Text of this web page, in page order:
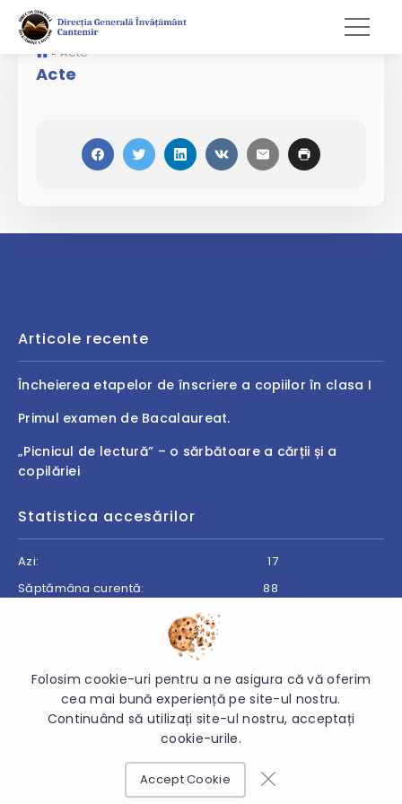
» Acte
Acte
Articole recente
Încheierea etapelor de înscriere a copiilor în clasa I
Primul examen de Bacalaureat.
„Picnicul de lectură” – o sărbătoare a cărții și a
copilăriei
Statistica accesărilor
Azi:
17
Săptămâna curentă:
88
© 2026 Direcția Generală Învățământ Cantemir - Toate
drepturile rezervate.
Folosim cookie-uri pentru a ne asigura că vă oferim
cea mai bună experiență pe site-ul nostru.
Continuând să utilizați site-ul nostru, acceptați
cookie-urile.
Accept Cookie